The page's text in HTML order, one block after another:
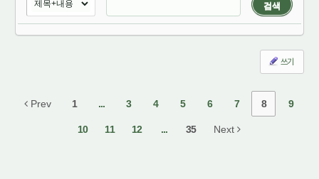
검색
쓰기
Prev 1 ... 3 4 5 6 7 8 9
10 11 12 ... 35 Next